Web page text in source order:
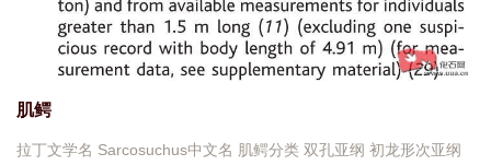
肌鳄
拉丁文学名 Sarcosuchus中文名 肌鳄分类 双孔亚纲 初龙形次亚纲